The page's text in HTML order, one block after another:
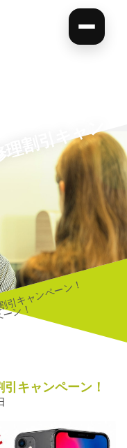
i
ャンペーン！
ン！
キャンペーン！